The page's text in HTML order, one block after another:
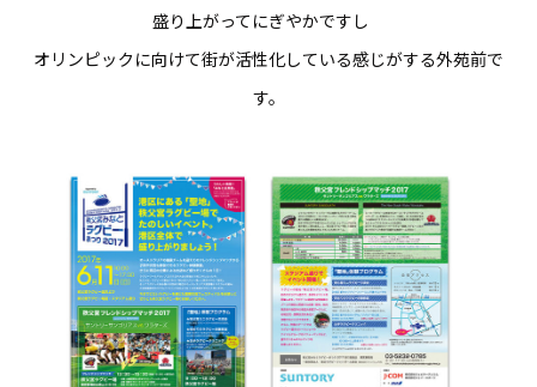
盛り上がってにぎやかですし
オリンピックに向けて街が活性化している感じがする外苑前で
す。